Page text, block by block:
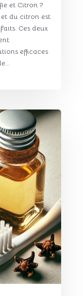
et Citron ?
du citron est
Ces deux
efficaces